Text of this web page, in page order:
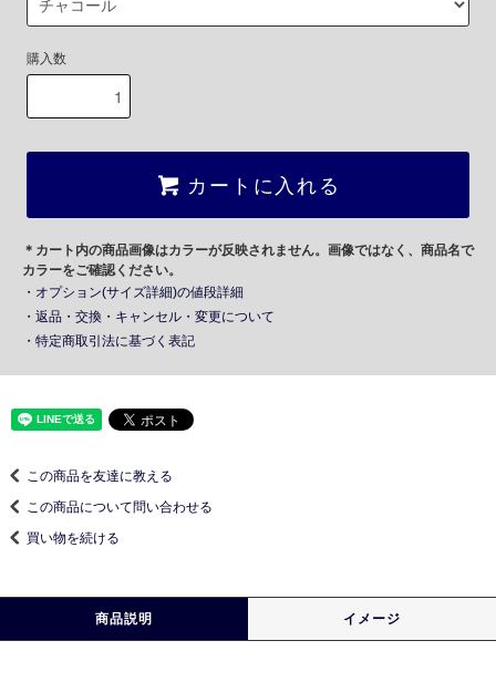
購入数
カートに入れる
＊カート内の商品画像はカラーが反映されません。画像ではなく、商品名で
カラーをご確認ください。
・オプション(サイズ詳細)の値段詳細
・返品・交換・キャンセル・変更について
・特定商取引法に基づく表記
この商品を友達に教える
この商品について問い合わせる
買い物を続ける
商品説明 イメージ